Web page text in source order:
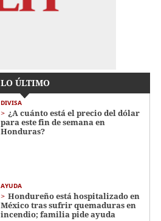
LO ÚLTIMO
DIVISA
¿A cuánto está el precio del dólar
para este fin de semana en
Honduras?
AYUDA
Hondureño está hospitalizado en
México tras sufrir quemaduras en
incendio; familia pide ayuda